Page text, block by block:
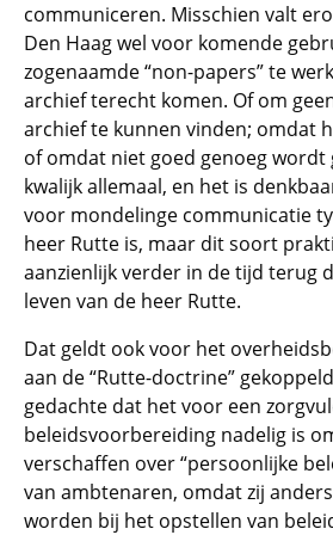
communiceren. Misschien valt
Den Haag wel voor komende
zogenaamde “non-papers” te
archief terecht komen. Of om
archief te kunnen vinden; omdat
of omdat niet goed genoeg wordt
kwalijk allemaal, en het is
voor mondelinge communicatie
heer Rutte is, maar dit soort
aanzienlijk verder in de tijd terug
leven van de heer Rutte.
Dat geldt ook voor het
aan de “Rutte-doctrine”
gedachte dat het voor een
beleidsvoorbereiding nadelig is
verschaffen over “persoonlijke
van ambtenaren, omdat zij
worden bij het opstellen van